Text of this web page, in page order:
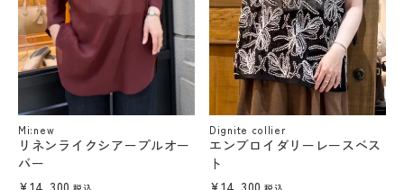
Mi:new
リネンライクシアープルオー
バー
Dignite collier
エンブロイダリーレースベス
ト
¥14,300